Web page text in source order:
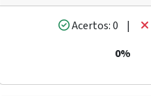
Acertos: 0 |
0%